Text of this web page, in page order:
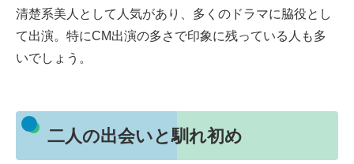
清楚系美人として人気があり、多くのドラマに脇役とし
て出演。特にCM出演の多さで印象に残っている人も多
いでしょう。
二人の出会いと馴れ初め